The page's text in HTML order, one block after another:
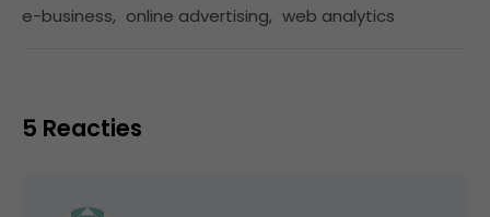
e-business, online advertising, web analytics
5 Reacties